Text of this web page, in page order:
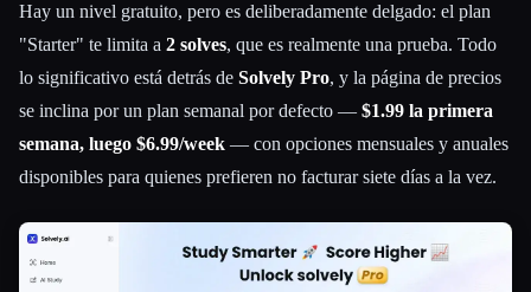
Hay un nivel gratuito, pero es deliberadamente delgado: el plan
"Starter" te limita a 2 solves, que es realmente una prueba. Todo
lo significativo está detrás de Solvely Pro, y la página de precios
se inclina por un plan semanal por defecto — $1.99 la primera
semana, luego $6.99/week — con opciones mensuales y anuales
disponibles para quienes prefieren no facturar siete días a la vez.